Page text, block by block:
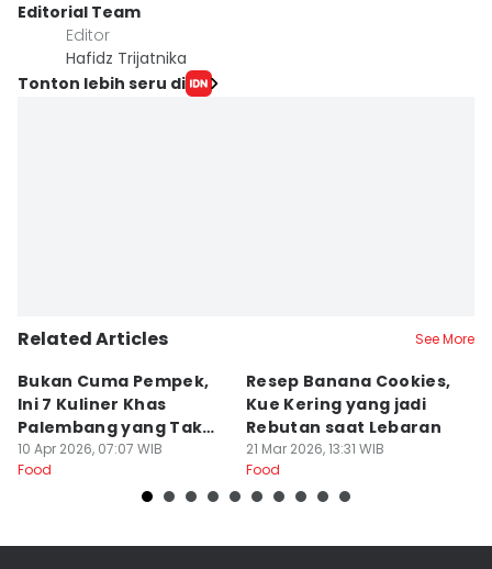
Editorial Team
Editor
Hafidz Trijatnika
Tonton lebih seru di
Related Articles See More
Bukan Cuma Pempek,
Ini 7 Kuliner Khas
Palembang yang Tak
Kalah Enak
10 Apr 2026, 07:07 WIB
Food
Resep Banana Cookies,
Kue Kering yang jadi
Rebutan saat Lebaran
21 Mar 2026, 13:31 WIB
Food